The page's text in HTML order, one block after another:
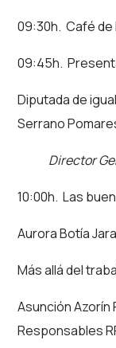
09:30h. Café de
09:45h.
Diputada de
Serrano
Director
10:00h. Las
Aurora Botía
Más allá del
Asunción Azorín
Responsables